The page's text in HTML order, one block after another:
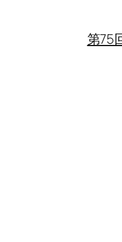
第75